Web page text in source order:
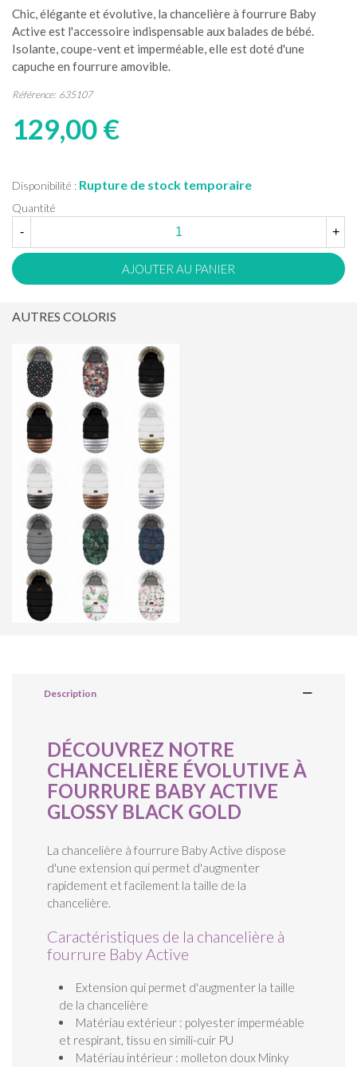
Chic, élégante et évolutive, la chancelière à fourrure Baby
Active est l'accessoire indispensable aux balades de bébé.
Isolante, coupe-vent et imperméable, elle est doté d'une
capuche en fourrure amovible.
Référence: 635107
129,00 €
Disponibilité : Rupture de stock temporaire
Quantité
-
+
AJOUTER AU PANIER
AUTRES COLORIS
Description
DÉCOUVREZ NOTRE
CHANCELIÈRE ÉVOLUTIVE À
FOURRURE BABY ACTIVE
GLOSSY BLACK GOLD
La chancelière à fourrure Baby Active dispose
d'une extension qui permet d'augmenter
rapidement et facilement la taille de la
chancelière.
Caractéristiques de la chancelière à
fourrure Baby Active
Extension qui permet d'augmenter la taille
de la chancelière
Matériau extérieur : polyester imperméable
et respirant, tissu en simili-cuir PU
Matériau intérieur : molleton doux Minky